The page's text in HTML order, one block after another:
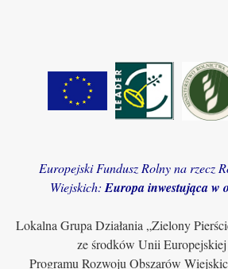
Europejski Fundusz Rolny na rzecz
Wiejskich: Europa inwestująca w
Lokalna Grupa Działania „Zielony
ze środków Unii
Programu Rozwoju Obszarów